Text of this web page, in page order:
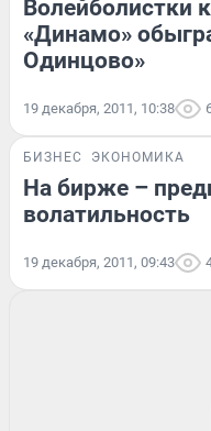
Волейболистки
«Динамо»
Одинцово»
19 декабря, 2011, 10:38
БИЗНЕС ЭКОНОМИКА
На бирже –
волатильность
19 декабря, 2011, 09:43